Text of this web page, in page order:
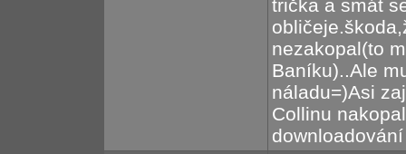
trička a smát
nezakopal(to
Baníku)..Ale
náladu=)Asi
Collinu